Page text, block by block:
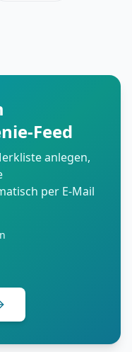
Feed
anlegen,
per E-Mail